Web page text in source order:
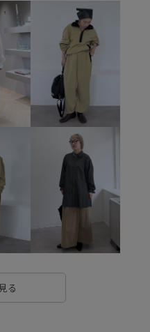
ン雑貨 ベルト
SHM34870
salon_restock
る